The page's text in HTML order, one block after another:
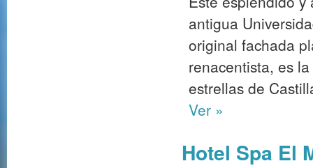
antigua
original fachada
renacentista, es
estrellas de
Ver »
Hotel Spa El